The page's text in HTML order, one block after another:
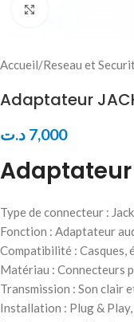
Accueil Reseau et
Adaptateur
7,000 د.ت
Adaptateur
Type de connecteur :
Fonction : Adaptateur
Compatibilité : Casques,
Matériau : Connecteurs
Transmission : Son clair
Installation : Plug &